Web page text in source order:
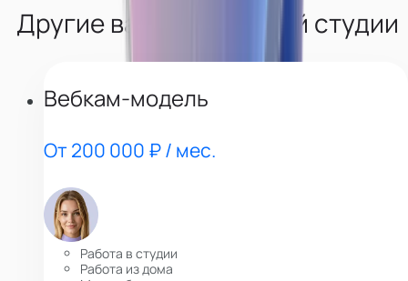
Другие вакансии нашей студии
Вебкам-модель
От 200 000 ₽ / мес.
Работа в студии
Работа из дома